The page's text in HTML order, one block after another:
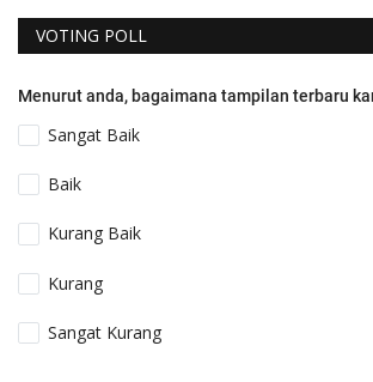
VOTING POLL
Menurut anda, bagaimana tampilan terbaru
Sangat Baik
Baik
Kurang Baik
Kurang
Sangat Kurang